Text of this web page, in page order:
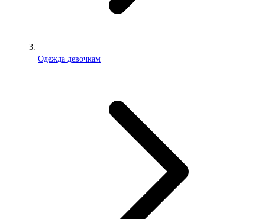
Одежда девочкам